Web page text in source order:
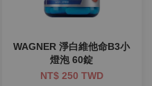
WAGNER 淨白維他命B3小
燈泡 60錠
NT$ 250 TWD